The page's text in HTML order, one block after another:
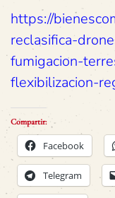
https://
reclasifica-
fumigacion-
flexibilizacion-
Compartir:
Facebook
Telegram